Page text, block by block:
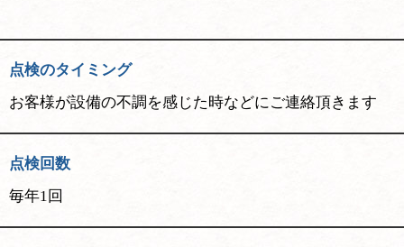
点検のタイミング
お客様が設備の不調を感じた時などにご連絡頂きます
点検回数
毎年1回